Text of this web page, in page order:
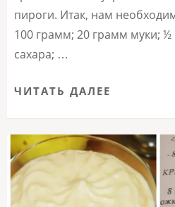
пироги. Итак, нам
100 грамм; 20 грамм муки; ½
сахара; …
ЧИТАТЬ ДАЛЕЕ